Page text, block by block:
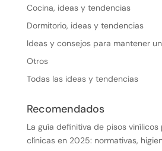
Cocina, ideas y tendencias
Dormitorio, ideas y tendencias
Ideas y consejos para mantener
Otros
Todas las ideas y tendencias
Recomendados
La guía definitiva de pisos
clínicas en 2025: normativas,